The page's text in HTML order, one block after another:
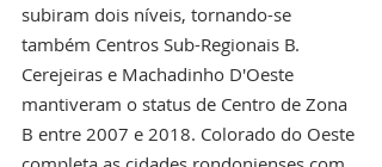
subiram dois níveis, tornando-se
também Centros Sub-Regionais B.
Cerejeiras e Machadinho D'Oeste
mantiveram o status de Centro de Zona
B entre 2007 e 2018. Colorado do Oeste